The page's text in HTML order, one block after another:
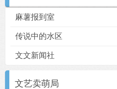
麻薯报到室
传说中的水区
文文新闻社
文艺卖萌局